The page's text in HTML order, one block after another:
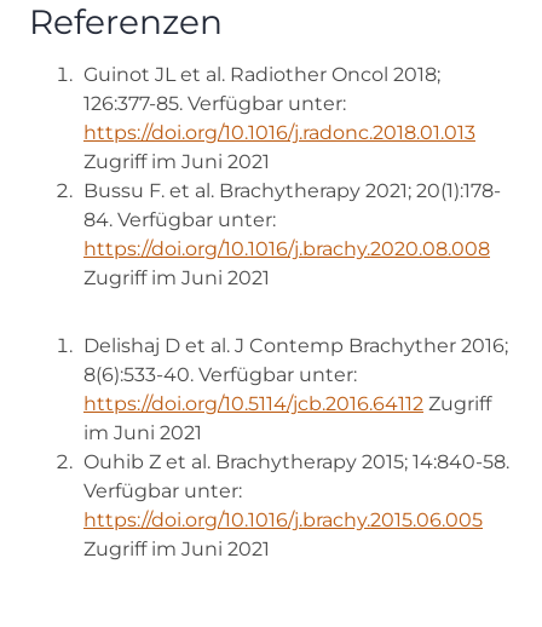
Referenzen
Guinot JL et al. Radiother Oncol 2018;
126:377-85. Verfügbar unter:
https://doi.org/10.1016/j.radonc.2018.01.013
Zugriff im Juni 2021
Bussu F. et al. Brachytherapy 2021; 20(1):178-
84. Verfügbar unter:
https://doi.org/10.1016/j.brachy.2020.08.008
Zugriff im Juni 2021
Delishaj D et al. J Contemp Brachyther 2016;
8(6):533-40. Verfügbar unter:
https://doi.org/10.5114/jcb.2016.64112 Zugriff
im Juni 2021
Ouhib Z et al. Brachytherapy 2015; 14:840-58.
Verfügbar unter:
https://doi.org/10.1016/j.brachy.2015.06.005
Zugriff im Juni 2021